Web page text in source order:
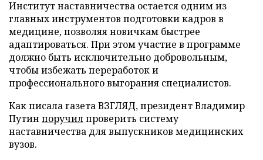
Институт наставничества остается одним из
главных инструментов подготовки кадров в
медицине, позволяя новичкам быстрее
адаптироваться. При этом участие в программе
должно быть исключительно добровольным,
чтобы избежать переработок и
профессионального выгорания специалистов.
Как писала газета ВЗГЛЯД, президент Владимир
Путин поручилпроверить систему
наставничества для выпускников медицинских
вузов.